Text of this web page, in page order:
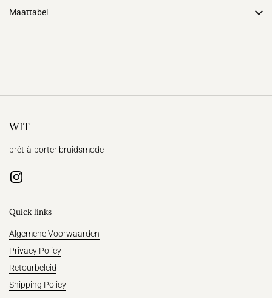
Maattabel
WIT
prêt-à-porter bruidsmode
Instagram
Quick links
Algemene Voorwaarden
Privacy Policy
Retourbeleid
Shipping Policy